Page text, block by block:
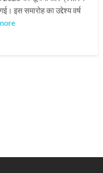
इस समारोह का उद्देश्य वर्ष